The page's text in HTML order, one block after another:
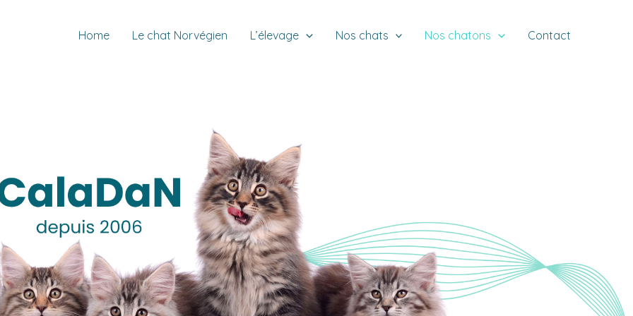
Home Le chat Norvégien L’élevage Nos chats Nos chatons Contact